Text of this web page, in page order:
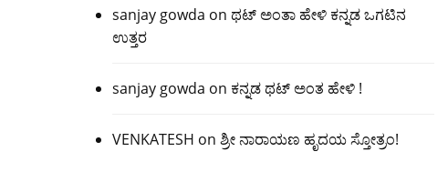
sanjay gowda on ಥಟ್ ಅಂತಾ ಹೇಳಿ ಕನ್ನಡ ಒಗಟಿನ
ಉತ್ತರ
sanjay gowda on ಕನ್ನಡ ಥಟ್ ಅಂತ ಹೇಳಿ !
VENKATESH on ಶ್ರೀ ನಾರಾಯಣ ಹೃದಯ ಸ್ತೋತ್ರಂ!